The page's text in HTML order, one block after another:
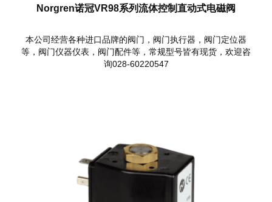
Norgren诺冠VR98系列流体控制直动式电磁阀
本公司经营各种进口品牌的阀门，阀门执行器，阀门定位器
等，阀门仪器仪表，阀门配件等，常规型号皆有现货，欢迎咨
询028-60220547